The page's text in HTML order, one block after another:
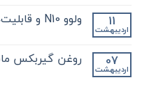
بکس
کامیون
باید
و
آشنایی
واسکازین
برای
تعویض
در
چه
ثبت
نشده 11
اردیبهشت
ولوو N10 و قابلیت‌های آن در حمل‌ونقل
ولوو
N10
ثبت
نشده 07
اردیبهشت
روغن گیربکس